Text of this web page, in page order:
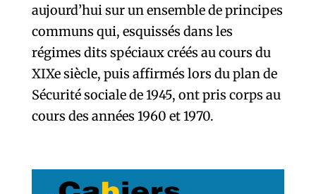
aujourd’hui sur un ensemble de principes
communs qui, esquissés dans les
régimes dits spéciaux créés au cours du
XIXe siècle, puis affirmés lors du plan de
Sécurité sociale de 1945, ont pris corps au
cours des années 1960 et 1970.